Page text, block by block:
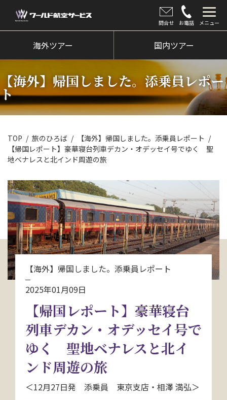
問合せ お電話 メニュー
海外ツアー
国内ツアー
クルーズツアー
ツアー催行状況
旅のひろば
イベント
新着情報
会社情報
お問い合わせ
資料請求
電話にてお問い合わせ
海外ツアー 国内ツアー
【海外】帰国しました。添乗員レポー
ト
TOP 旅のひろば
【海外】帰国しました。添乗員レポート
【帰国レポート】豪華寝台列車デカン・オデッセイ号でゆく 聖
地ベナレスと北インド周遊の旅
【海外】帰国しました。添乗員レポート
2025年01月09日
【帰国レポート】豪華寝台
列車デカン・オデッセイ号で
ゆく 聖地ベナレスと北イ
ンド周遊の旅
＜12月27日発 添乗員 東京支店・相澤 満弘＞